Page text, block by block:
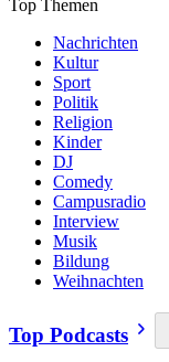
Top Themen
Nachrichten
Kultur
Sport
Politik
Religion
Kinder
DJ
Comedy
Campusradio
Interview
Musik
Bildung
Weihnachten
Top Podcasts